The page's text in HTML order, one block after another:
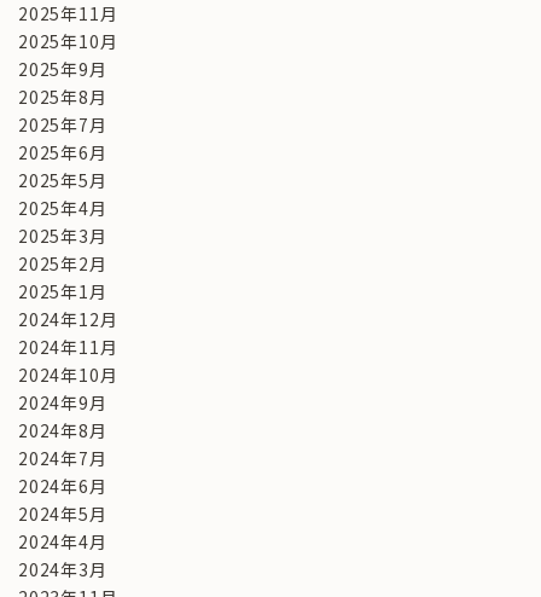
2025年11月
2025年10月
2025年9月
2025年8月
2025年7月
2025年6月
2025年5月
2025年4月
2025年3月
2025年2月
2025年1月
2024年12月
2024年11月
2024年10月
2024年9月
2024年8月
2024年7月
2024年6月
2024年5月
2024年4月
2024年3月